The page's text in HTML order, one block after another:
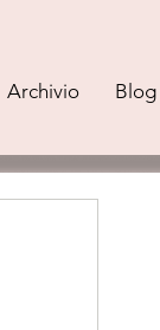
Archivio Blog